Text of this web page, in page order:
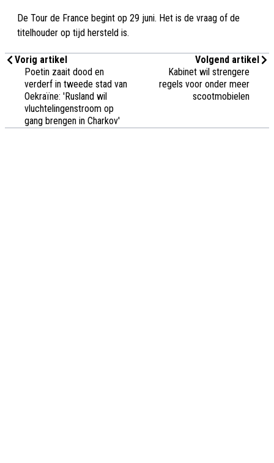
De Tour de France begint op 29 juni. Het is de vraag of de
titelhouder op tijd hersteld is.
Vorig artikel
Poetin zaait dood en
verderf in tweede stad van
Oekraïne: 'Rusland wil
vluchtelingenstroom op
gang brengen in Charkov'
Volgend artikel
Kabinet wil strengere
regels voor onder meer
scootmobielen